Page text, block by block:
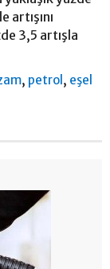
artışını
3,5 artışla
, petrol , eşel